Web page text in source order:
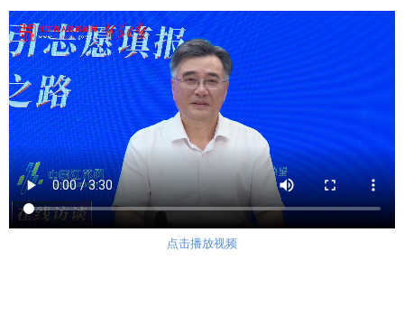
点击播放视频